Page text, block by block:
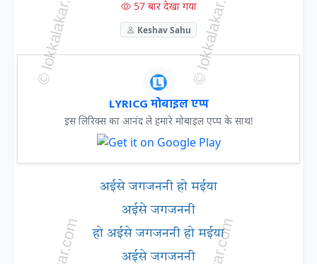
57 बार देखा गया
Keshav Sahu
LYRICG मोबाइल एप्प
इस लिरिक्स का आनंद ले हमारे मोबाइल एप्प के साथ!
अईसे जगजननी हो मईया
अईसे जगजननी
हो अईसे जगजननी हो मईया
अईसे जगजननी